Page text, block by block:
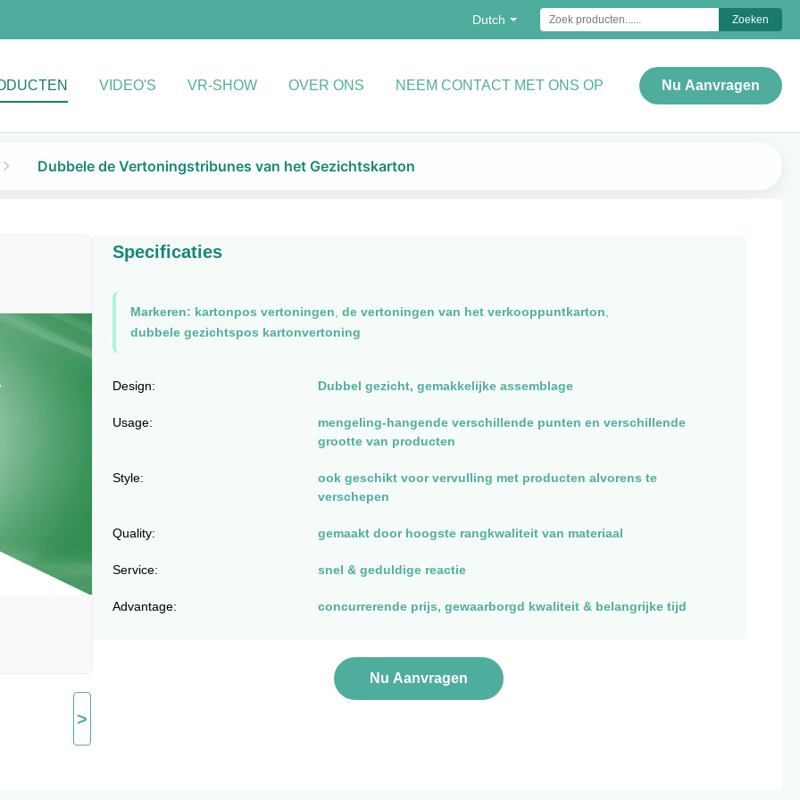
Dutch Zoeken
VIDEO'S VR-SHOW OVER ONS NEEM CONTACT MET ONS OP Nu Aanvragen
Dubbele de Vertoningstribunes van het Gezichtskarton
>
Specificaties
Markeren: kartonpos vertoningen de vertoningen van het verkooppuntkarton
dubbele gezichtspos kartonvertoning
Design: Dubbel gezicht, gemakkelijke assemblage
Usage:
mengeling-hangende verschillende punten en verschillende
grootte van producten
Style:
ook geschikt voor vervulling met producten alvorens te
verschepen
Quality: gemaakt door hoogste rangkwaliteit van materiaal
Service: snel & geduldige reactie
Advantage: concurrerende prijs, gewaarborgd kwaliteit & belangrijke tijd
Nu Aanvragen